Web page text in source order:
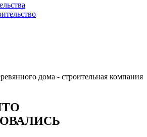
дома - строительная компания